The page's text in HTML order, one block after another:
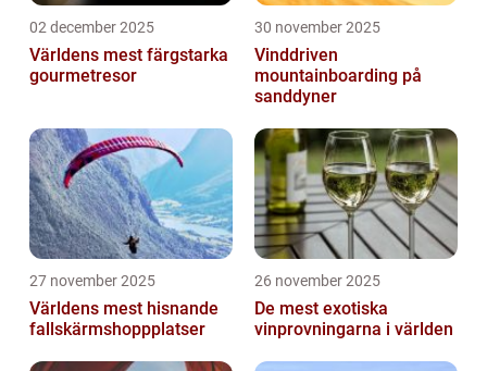
02 december 2025
Världens mest färgstarka
gourmetresor
30 november 2025
Vinddriven
mountainboarding på
sanddyner
27 november 2025
Världens mest hisnande
fallskärmshoppplatser
26 november 2025
De mest exotiska
vinprovningarna i världen